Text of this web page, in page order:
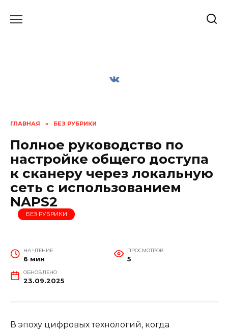
ГЛАВНАЯ » БЕЗ РУБРИКИ
Полное руководство по
настройке общего доступа
к сканеру через локальную
сеть с использованием
NAPS2
БЕЗ РУБРИКИ
НА ЧТЕНИЕ
6 мин
ПРОСМОТРОВ
5
ОБНОВЛЕНО
23.09.2025
В эпоху цифровых технологий, когда